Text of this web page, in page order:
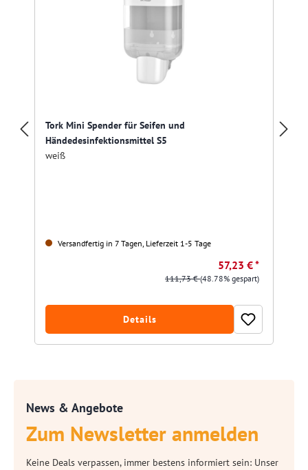
Tork Mini Spender für Seifen und
Händedesinfektionsmittel S5
weiß
Versandfertig in 7 Tagen, Lieferzeit 1-5 Tage
57,23 € *
111,73 €(48.78% gespart)
Details
News & Angebote
Zum Newsletter anmelden
Keine Deals verpassen, immer bestens informiert sein: Unser